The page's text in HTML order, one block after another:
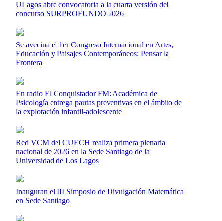
ULagos abre convocatoria a la cuarta versión del
concurso SURPROFUNDO 2026
Se avecina el 1er Congreso Internacional en Artes,
Educación y Paisajes Contemporáneos; Pensar la
Frontera
En radio El Conquistador FM: Académica de
Psicología entrega pautas preventivas en el ámbito de
la explotación infantil-adolescente
Red VCM del CUECH realiza primera plenaria
nacional de 2026 en la Sede Santiago de la
Universidad de Los Lagos
Inauguran el III Simposio de Divulgación Matemática
en Sede Santiago